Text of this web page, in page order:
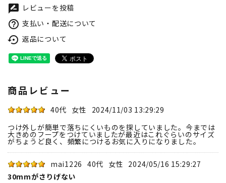
rate_review レビューを投稿
help_outline 支払い・配送について
settings_backup_restore 返品について
商品レビュー
40代 女性
2024/11/03 13:29:29
つけ外しが簡単で落ちにくいものを探していました。今までは
大きめのフープをつけていましたが最近はこれぐらいのサイズ
がちょうど良く、頻繁につけるお気に入りになりました。
mai1226 40代 女性 2024/05/16 15:29:27
30mmがさりげない